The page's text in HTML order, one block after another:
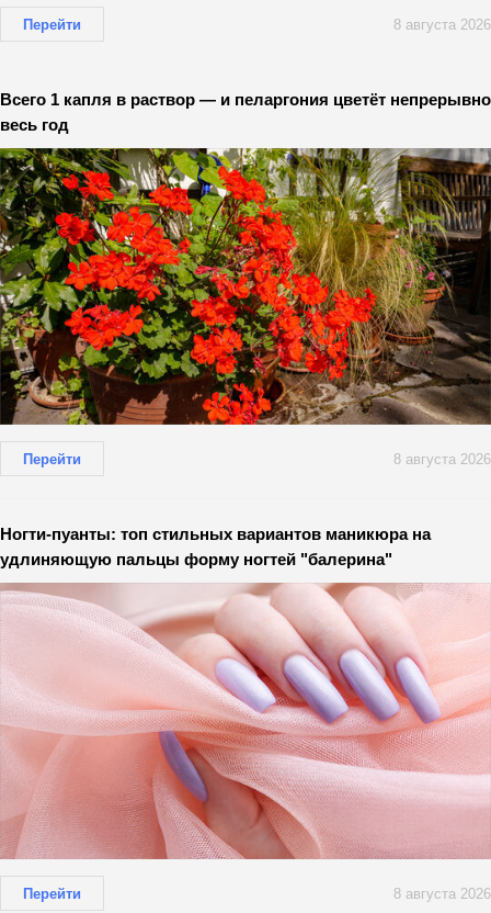
Перейти 8 августа 2026
Всего 1 капля в раствор — и пеларгония цветёт непрерывно
весь год
Перейти 8 августа 2026
Ногти-пуанты: топ стильных вариантов маникюра на
удлиняющую пальцы форму ногтей "балерина"
Перейти 8 августа 2026